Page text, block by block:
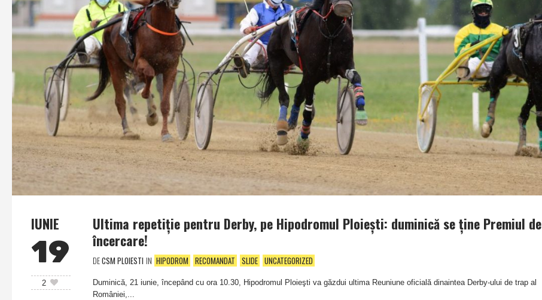
IUNIE
19
2
Ultima repetiţie pentru Derby, pe Hipodromul Ploieşti: duminică se ţine Premiul de
încercare!
DECSM PLOIESTI IN HIPODROM RECOMANDAT SLIDE UNCATEGORIZED
Duminică, 21 iunie, începând cu ora 10.30, Hipodromul Ploieşti va găzdui ultima Reuniune oficială dinaintea Derby-ului de trap al
României,...